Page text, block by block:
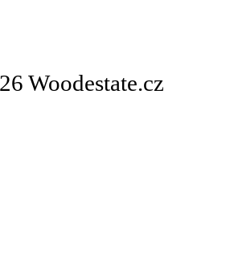
Woodestate.cz